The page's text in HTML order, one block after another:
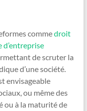
commedroit
de scruter la
d’une société.
envisageable
ou même des
ou à la maturité de